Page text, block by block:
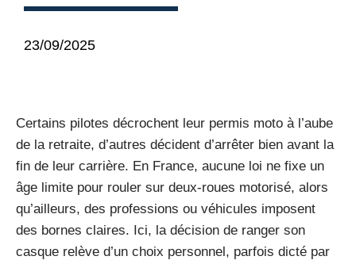
23/09/2025
Certains pilotes décrochent leur permis moto à l’aube
de la retraite, d’autres décident d’arrêter bien avant la
fin de leur carrière. En France, aucune loi ne fixe un
âge limite pour rouler sur deux-roues motorisé, alors
qu’ailleurs, des professions ou véhicules imposent
des bornes claires. Ici, la décision de ranger son
casque relève d’un choix personnel, parfois dicté par